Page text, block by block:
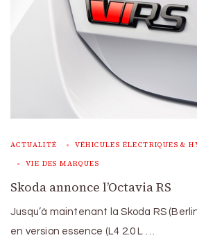
ACTUALITÉ VÉHICULES ÉLECTRIQUES &
VIE DES MARQUES
Skoda annonce l’Octavia RS
Jusqu’à maintenant la Skoda RS
en version essence (L4 2.0 L …